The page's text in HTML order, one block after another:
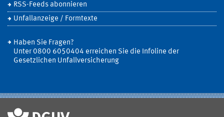
RSS-Feeds abonnieren
Unfallanzeige / Formtexte
Haben Sie Fragen?
Unter 0800 6050404 erreichen Sie die Infoline der
Gesetzlichen Unfallversicherung